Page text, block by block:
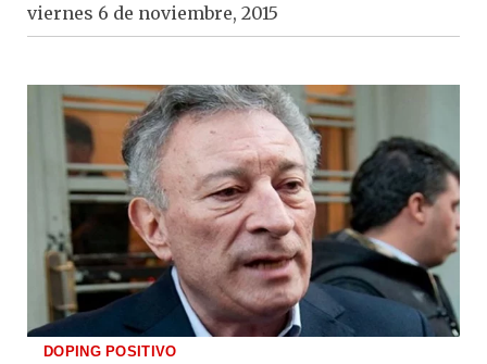
viernes 6 de noviembre, 2015
DOPING POSITIVO